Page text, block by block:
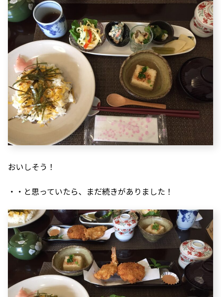
おいしそう！
・・と思っていたら、まだ続きがありました！